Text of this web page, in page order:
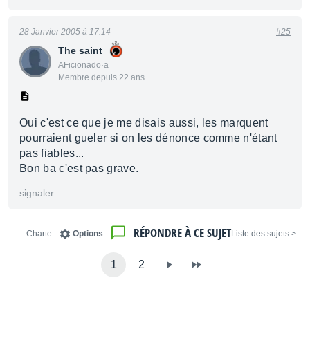
The saint
AFicionado·a
Membre depuis 22 ans
28 Janvier 2005 à 17:14 #25
Oui c'est ce que je me disais aussi, les marquent
pourraient gueler si on les dénonce comme n'étant
pas fiables...
Bon ba c'est pas grave.
signaler
< Liste des sujets
RÉPONDRE À CE SUJET
Options
Charte
1 2